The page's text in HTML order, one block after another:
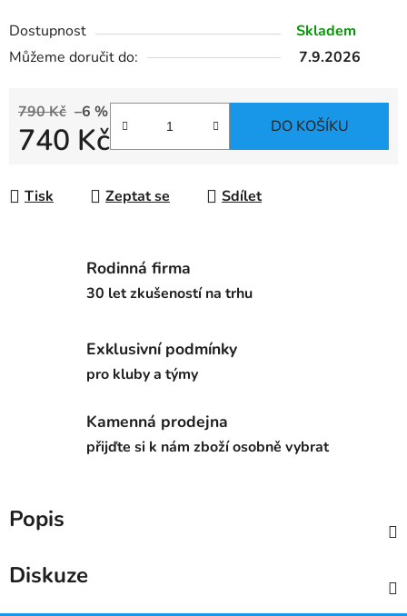
Dostupnost
Skladem
Můžeme doručit do:
7.9.2026
790 Kč –6 %
740 Kč DO KOŠÍKU
Tisk Zeptat se Sdílet
Rodinná firma
30 let zkušeností na trhu
Exklusivní podmínky
pro kluby a týmy
Kamenná prodejna
přijďte si k nám zboží osobně vybrat
Popis
Diskuze